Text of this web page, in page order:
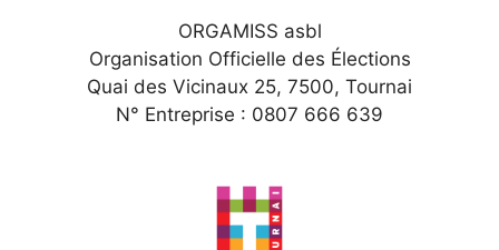
ORGAMISS asbl
Organisation Officielle des Élections
Quai des Vicinaux 25, 7500, Tournai
N° Entreprise : 0807 666 639